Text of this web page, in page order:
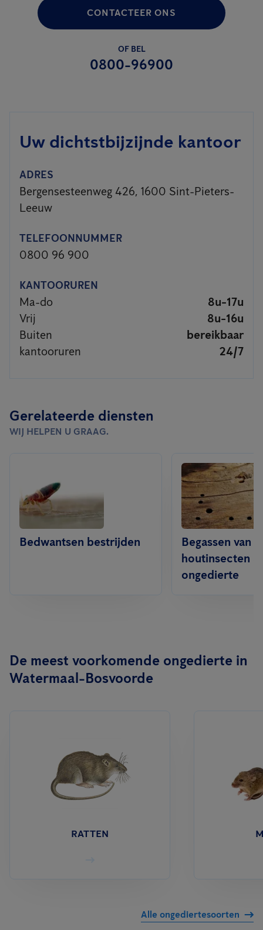
CONTACTEER ONS
OF BEL
0800-96900
Uw dichtstbijzijnde kantoor
ADRES
Bergensesteenweg 426, 1600 Sint-Pieters-
Leeuw
TELEFOONNUMMER
0800 96 900
KANTOORUREN
Ma-do
8u-17u
Vrij
8u-16u
Buiten
bereikbaar
kantooruren
24/7
Gerelateerde diensten
WIJ HELPEN U GRAAG.
Bedwantsen bestrijden
Begassen van
houtinsecten
ongedierte
De meest voorkomende ongedierte in
Watermaal-Bosvoorde
RATTEN
Alle ongediertesoorten